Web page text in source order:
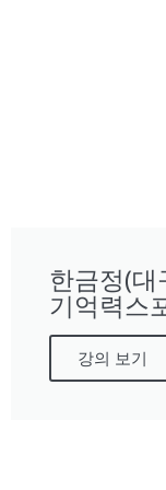
한금정(대
기억력스
강의 보기